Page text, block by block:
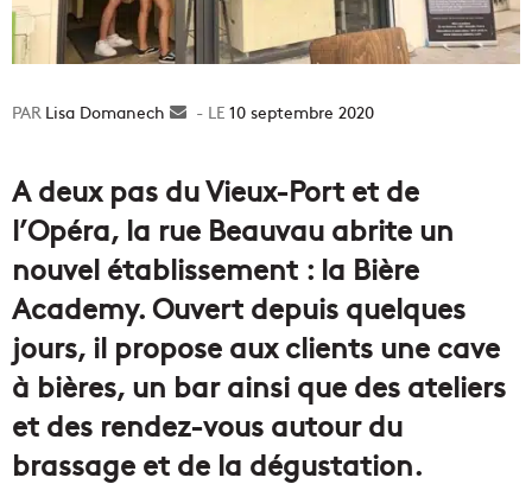
Lisa Domanech
Envoyer10 septembre 2020
A deux pas du Vieux-Port et de
l’Opéra, la rue Beauvau abrite un
nouvel établissement : la Bière
Academy. Ouvert depuis quelques
jours, il propose aux clients une cave
à bières, un bar ainsi que des ateliers
et des rendez-vous autour du
brassage et de la dégustation.